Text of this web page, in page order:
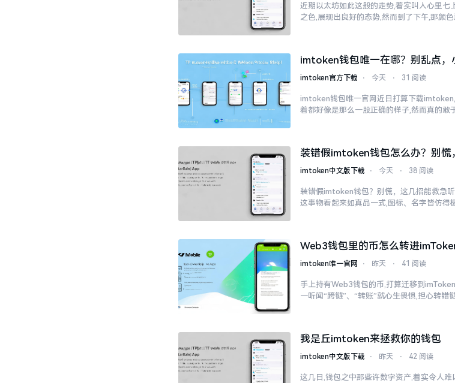
近期以太坊如此这般的走势,着实叫人心里七
之色,展现出良好的态势,然而到了下午,那颜
imtoken钱包唯一在哪？别乱点，
imtoken官方下载 ⋅ 今天 ⋅ 31 阅读
imtoken钱包唯一官网近日打算下载
着都好像是那么一股正确的样子,然而真的敢
装错假imtoken钱包怎么办？别慌
imtoken中文版下载 ⋅ 今天 ⋅ 38 阅读
装错假imtoken钱包？别慌，这几招能救急
这事物看起来如真品一式,图标、名字皆仿得
Web3钱包里的币怎么转进
imtoken唯一官网 ⋅ 昨天 ⋅ 41 阅读
手上持有Web3钱包的币,打算迁移到
一听闻“跨链”、“转账”就心生畏惧,担心转错
我是丘imtoken来拯救你的钱包
imtoken中文版下载 ⋅ 昨天 ⋅ 42 阅读
这几日,钱包之中那些许数字资产,着实令人